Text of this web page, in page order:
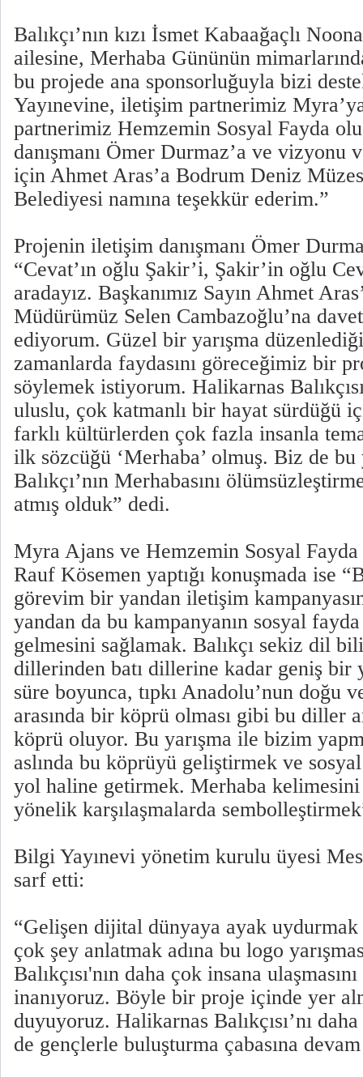
Balıkçı’nın kızı İsmet Kabaağaçlı
ailesine, Merhaba Gününün
bu projede ana sponsorluğuyla bizi
Yayınevine, iletişim partnerimiz
partnerimiz Hemzemin Sosyal Fayda
danışmanı Ömer Durmaz’a ve vizyonu
için Ahmet Aras’a Bodrum Deniz
Belediyesi namına teşekkür ederim.”
Projenin iletişim danışmanı Ömer
“Cevat’ın oğlu Şakir’i, Şakir’in oğlu
aradayız. Başkanımız Sayın Ahmet
Müdürümüz Selen Cambazoğlu’na
ediyorum. Güzel bir yarışma
zamanlarda faydasını göreceğimiz bir
söylemek istiyorum. Halikarnas
uluslu, çok katmanlı bir hayat sürdüğü
farklı kültürlerden çok fazla insanla
ilk sözcüğü ‘Merhaba’ olmuş. Biz de
Balıkçı’nın Merhabasını
atmış olduk” dedi.
Myra Ajans ve Hemzemin Sosyal Fayda
Rauf Kösemen yaptığı konuşmada ise
görevim bir yandan iletişim
yandan da bu kampanyanın sosyal
gelmesini sağlamak. Balıkçı sekiz dil
dillerinden batı dillerine kadar geniş bir
süre boyunca, tıpkı Anadolu’nun doğu
arasında bir köprü olması gibi bu diller
köprü oluyor. Bu yarışma ile bizim
aslında bu köprüyü geliştirmek ve
yol haline getirmek. Merhaba
yönelik karşılaşmalarda
Bilgi Yayınevi yönetim kurulu üyesi
sarf etti:
“Gelişen dijital dünyaya ayak
çok şey anlatmak adına bu logo
Balıkçısı'nın daha çok insana
inanıyoruz. Böyle bir proje içinde yer
duyuyoruz. Halikarnas Balıkçısı’nı
de gençlerle buluşturma çabasına